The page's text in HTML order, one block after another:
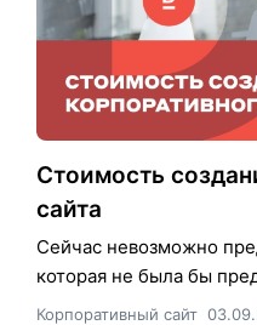
Стоимость
сайта
Сейчас невозможно
которая не была бы
Корпоративный сайт